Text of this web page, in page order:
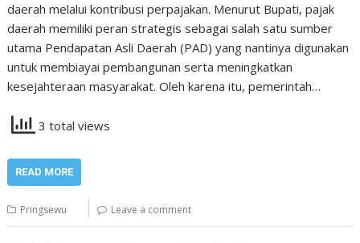
daerah melalui kontribusi perpajakan. Menurut Bupati, pajak
daerah memiliki peran strategis sebagai salah satu sumber
utama Pendapatan Asli Daerah (PAD) yang nantinya digunakan
untuk membiayai pembangunan serta meningkatkan
kesejahteraan masyarakat. Oleh karena itu, pemerintah…
3 total views
READ MORE
Pringsewu Leave a comment